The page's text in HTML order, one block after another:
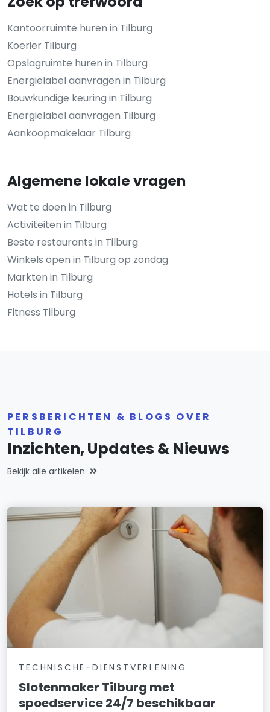
Kantoorruimte huren in Tilburg
Koerier Tilburg
Opslagruimte huren in Tilburg
Energielabel aanvragen in Tilburg
Bouwkundige keuring in Tilburg
Energielabel aanvragen Tilburg
Aankoopmakelaar Tilburg
Algemene lokale vragen
Wat te doen in Tilburg
Activiteiten in Tilburg
Beste restaurants in Tilburg
Winkels open in Tilburg op zondag
Markten in Tilburg
Hotels in Tilburg
Fitness Tilburg
PERSBERICHTEN & BLOGS OVER
TILBURG
Inzichten, Updates & Nieuws
Bekijk alle artikelen
TECHNISCHE-DIENSTVERLENING
Slotenmaker Tilburg met
spoedservice 24/7 beschikbaar